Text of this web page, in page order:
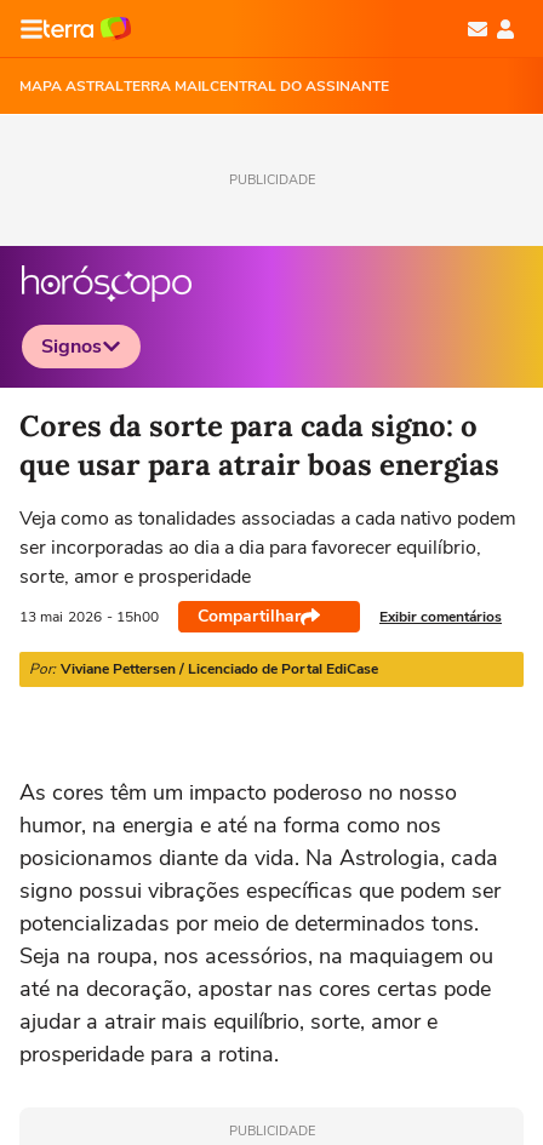
MAPA ASTRALTERRA MAILCENTRAL DO ASSINANTE
PUBLICIDADE
Signos
Selecione o signo para ver as notícias
Áries
21/03 a 20/04
Touro
21/04 a 20/05
Gêmeos
21/05 a 20/06
Câncer
21/06 a 21/07
Cores da sorte para cada signo: o
que usar para atrair boas energias
Veja como as tonalidades associadas a cada nativo podem
ser incorporadas ao dia a dia para favorecer equilíbrio,
sorte, amor e prosperidade
13 mai 2026 - 15h00 Compartilhar Exibir comentários
Por: Viviane Pettersen / Licenciado de Portal EdiCase
As cores têm um impacto poderoso no nosso
humor, na energia e até na forma como nos
posicionamos diante da vida. Na Astrologia, cada
signo possui vibrações específicas que podem ser
potencializadas por meio de determinados tons.
Seja na roupa, nos acessórios, na maquiagem ou
até na decoração, apostar nas cores certas pode
ajudar a atrair mais equilíbrio, sorte, amor e
prosperidade para a rotina.
PUBLICIDADE